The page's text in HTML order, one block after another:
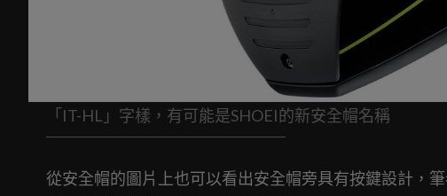
「IT-HL」字樣，有可能是SHOEI的新安全帽名稱
從安全帽的圖片上也可以看出安全帽旁具有按鍵設計，